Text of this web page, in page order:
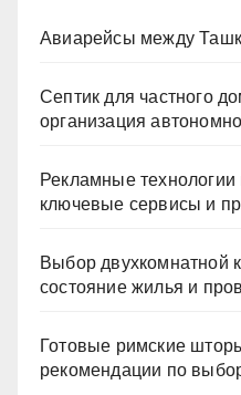
Авиарейсы между
Септик для частного
организация
Рекламные
ключевые сервисы и
Выбор двухкомнатной
состояние жилья и
Готовые римские
рекомендации по